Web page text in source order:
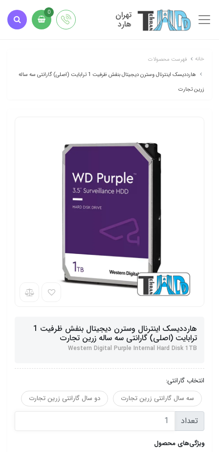
تهران
هارد
0
خانه
فهرست محصولات
هارددیسک اینترنال وسترن دیجیتال بنفش ظرفیت 1 ترابایت (اصلی) گارانتی سه ساله
زرین تجارت
هارددیسک اینترنال وسترن دیجیتال بنفش ظرفیت 1
ترابایت (اصلی) گارانتی سه ساله زرین تجارت
Western Digital Purple Internal Hard Disk 1TB
انتخاب گارانتی:
سه سال گارانتی زرین تجارت
دو سال گارانتی زرین تجارت
تعداد
ویژگی‌های محصول